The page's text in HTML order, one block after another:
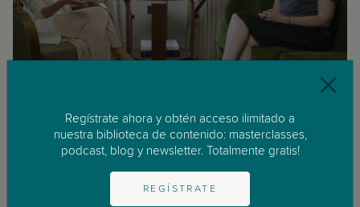
Bebé
There is an educational app for almost anything. But are they really
educational? Can young kids learn from a screen? (...)
Regístrate ahora y obtén acceso ilimitado a
nuestra biblioteca de contenido: masterclasses,
podcast, blog y newsletter. Totalmente gratis!
REGÍSTRATE